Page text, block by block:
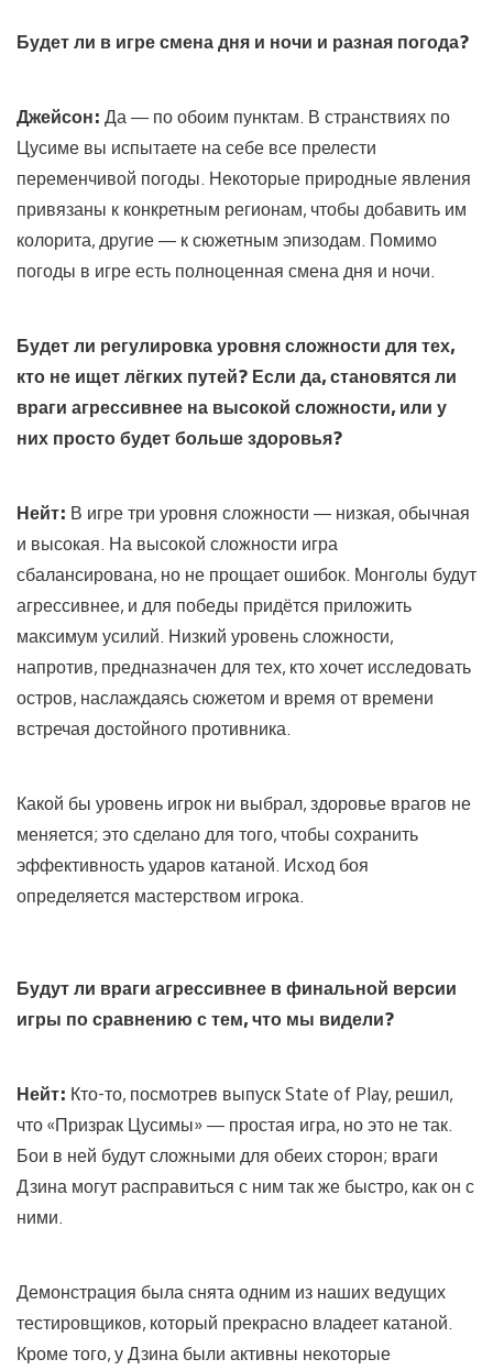
Будет ли в игре смена дня и ночи и разная погода?
Джейсон: Да — по обоим пунктам. В странствиях по
Цусиме вы испытаете на себе все прелести
переменчивой погоды. Некоторые природные явления
привязаны к конкретным регионам, чтобы добавить им
колорита, другие — к сюжетным эпизодам. Помимо
погоды в игре есть полноценная смена дня и ночи.
Будет ли регулировка уровня сложности для тех,
кто не ищет лёгких путей? Если да, становятся ли
враги агрессивнее на высокой сложности, или у
них просто будет больше здоровья?
Нейт: В игре три уровня сложности — низкая, обычная
и высокая. На высокой сложности игра
сбалансирована, но не прощает ошибок. Монголы будут
агрессивнее, и для победы придётся приложить
максимум усилий. Низкий уровень сложности,
напротив, предназначен для тех, кто хочет исследовать
остров, наслаждаясь сюжетом и время от времени
встречая достойного противника.
Какой бы уровень игрок ни выбрал, здоровье врагов не
меняется; это сделано для того, чтобы сохранить
эффективность ударов катаной. Исход боя
определяется мастерством игрока.
Будут ли враги агрессивнее в финальной версии
игры по сравнению с тем, что мы видели?
Нейт: Кто-то, посмотрев выпуск State of Play, решил,
что «Призрак Цусимы» — простая игра, но это не так.
Бои в ней будут сложными для обеих сторон; враги
Дзина могут расправиться с ним так же быстро, как он с
ними.
Демонстрация была снята одним из наших ведущих
тестировщиков, который прекрасно владеет катаной.
Кроме того, у Дзина были активны некоторые